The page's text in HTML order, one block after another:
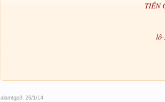
TIỀN
alamtgp3 26/1/14